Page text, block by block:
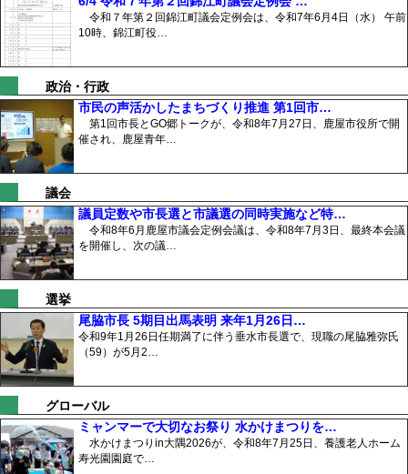
令和７年第２回錦江町議会定例会は、令和7年6月4日（水） 午前
10時、錦江町役…
政治・行政
市民の声活かしたまちづくり推進 第1回市…
第1回市長とGO郷トークが、令和8年7月27日、鹿屋市役所で開
催され、鹿屋青年…
議会
議員定数や市長選と市議選の同時実施など特…
令和8年6月鹿屋市議会定例会議は、令和8年7月3日、最終本会議
を開催し、次の議…
選挙
尾脇市長 5期目出馬表明 来年1月26日…
令和9年1月26日任期満了に伴う垂水市長選で、現職の尾脇雅弥氏
（59）が5月2…
グローバル
ミャンマーで大切なお祭り 水かけまつりを…
水かけまつりin大隅2026が、令和8年7月25日、養護老人ホーム
寿光園園庭で…